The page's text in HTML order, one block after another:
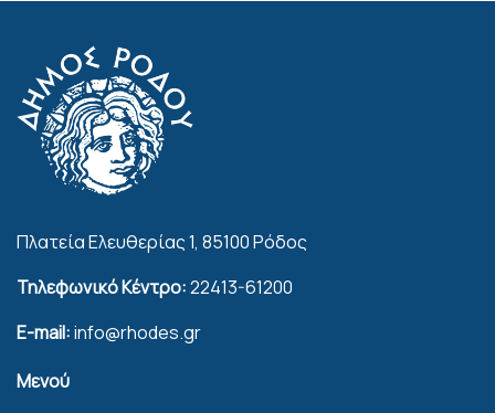
Πλατεία Ελευθερίας 1, 85100 Ρόδος
Τηλεφωνικό Κέντρο:22413-61200
E-mail:info@rhodes.gr
Μενού